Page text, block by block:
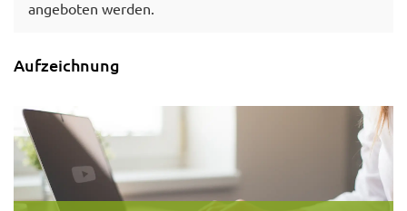
angeboten werden.
Aufzeichnung